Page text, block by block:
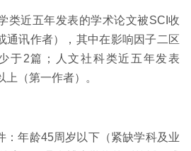
类近五年发表的学术论文被SCI收
通讯作者），其中在影响因子二区
于2篇；人文社科类近五年发表
（第一作者）。
：年龄45周岁以下（紧缺学科及业